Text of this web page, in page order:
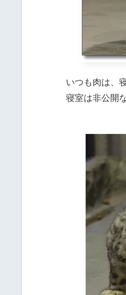
いつも肉は、
寝室は非公開